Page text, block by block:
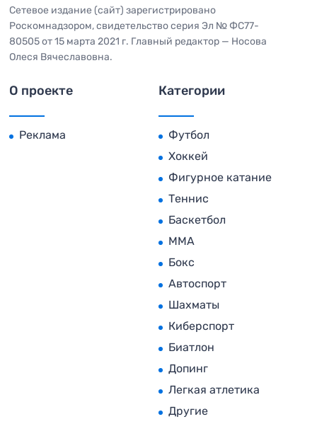
Сетевое издание (сайт) зарегистрировано
Роскомнадзором, свидетельство серия Эл № ФС77-
80505 от 15 марта 2021 г. Главный редактор — Носова
Олеся Вячеславовна.
О проекте
Реклама
Категории
Футбол
Хоккей
Фигурное катание
Теннис
Баскетбол
MMA
Бокс
Автоспорт
Шахматы
Киберспорт
Биатлон
Допинг
Легкая атлетика
Другие